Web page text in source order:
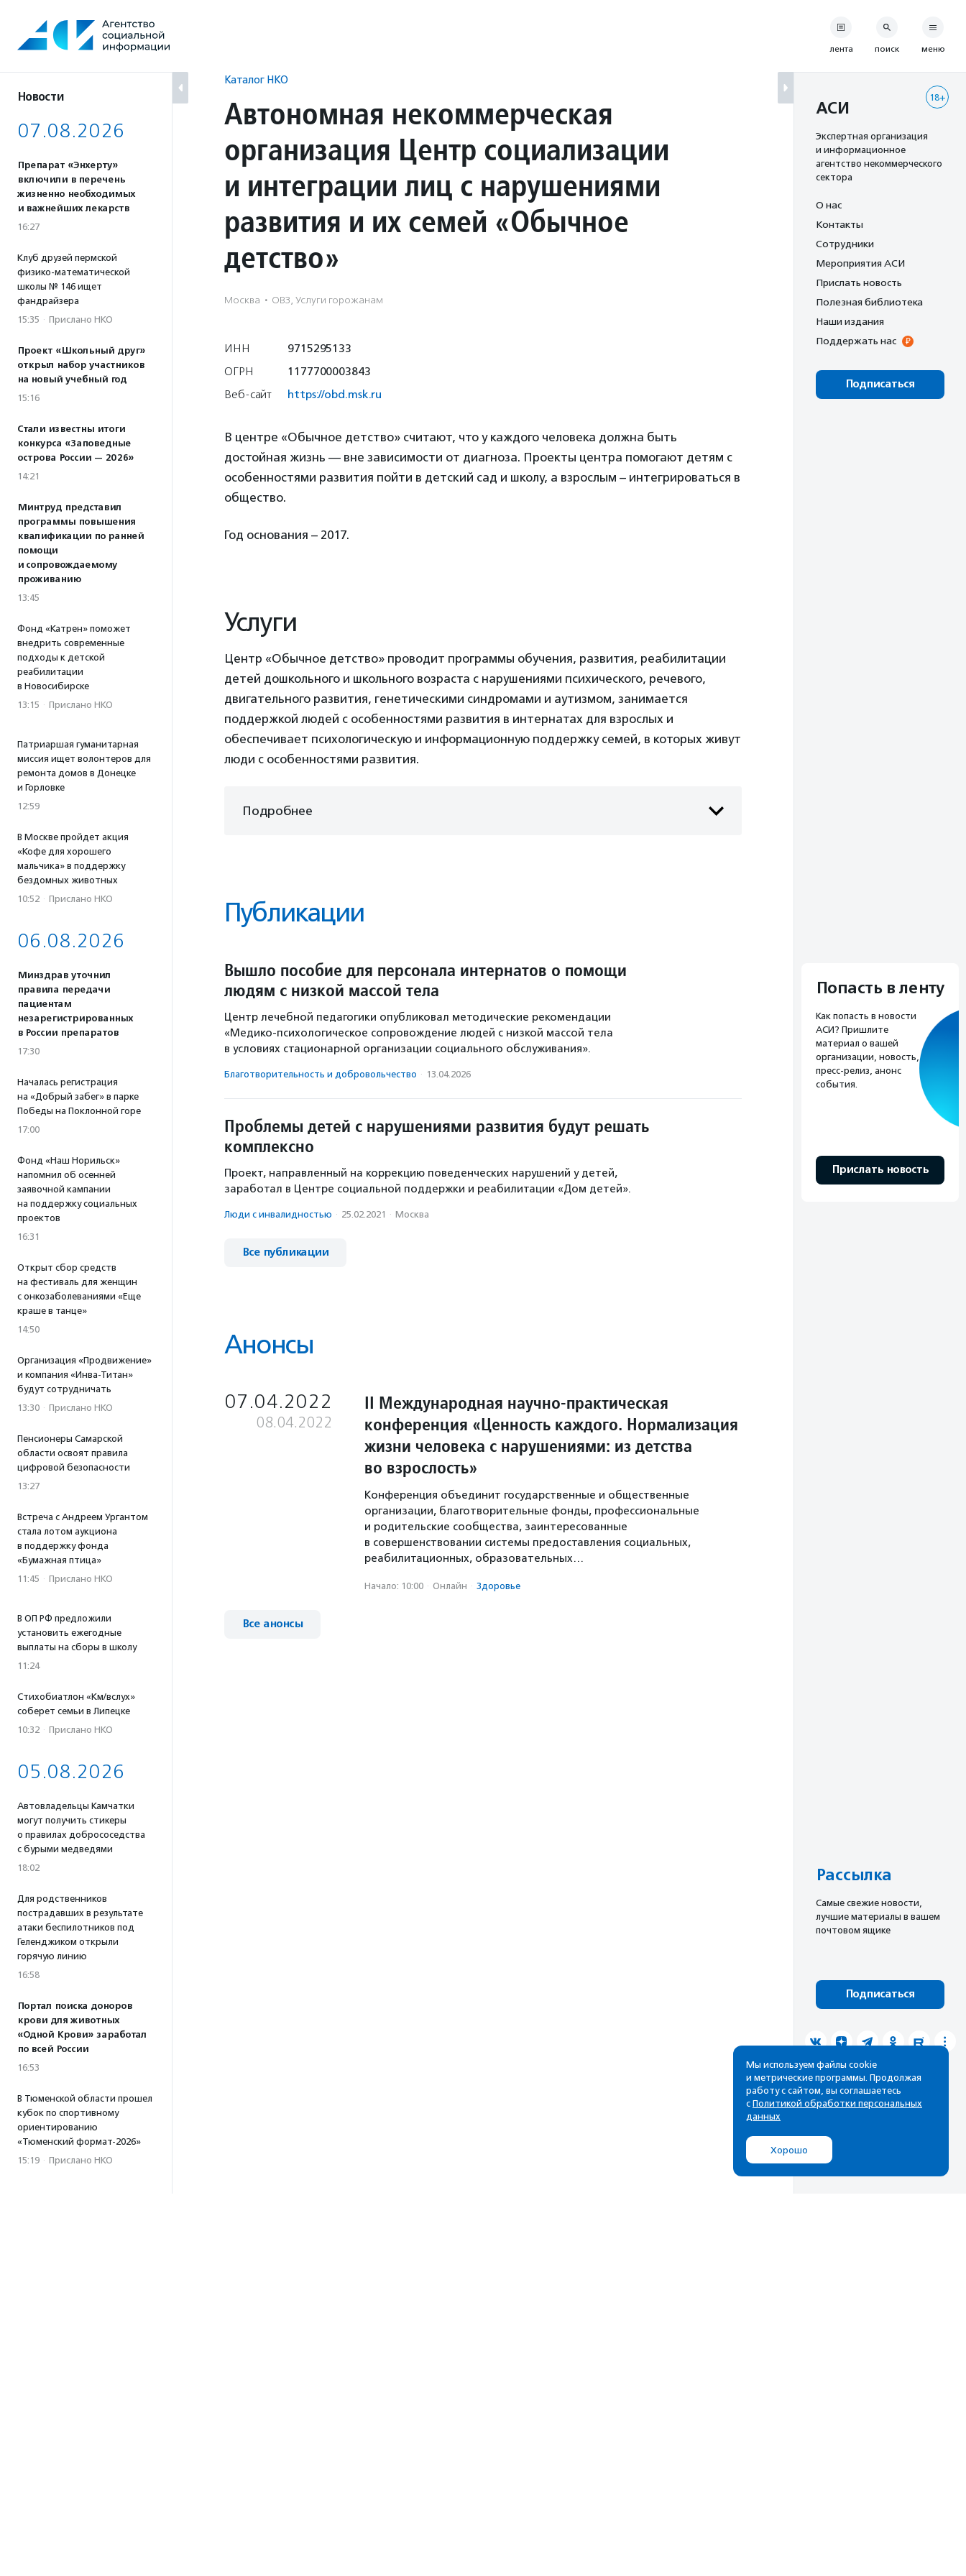
содержанию
Новости
07.08.2026
Препарат «Энхерту»
включили в перечень
жизненно необходимых
и важнейших лекарств
16:27
Клуб друзей пермской
физико-математической
школы № 146 ищет
фандрайзера
15:35 · Прислано НКО
Проект «Школьный друг»
открыл набор участников
на новый учебный год
15:16
Стали известны итоги
конкурса «Заповедные
острова России — 2026»
14:21
Минтруд представил
программы повышения
квалификации по ранней
помощи
и сопровождаемому
проживанию
13:45
Фонд «Катрен» поможет
внедрить современные
подходы к детской
реабилитации
в Новосибирске
13:15 · Прислано НКО
Патриаршая гуманитарная
миссия ищет волонтеров для
ремонта домов в Донецке
и Горловке
12:59
В Москве пройдет акция
«Кофе для хорошего
мальчика» в поддержку
бездомных животных
10:52 · Прислано НКО
06.08.2026
Минздрав уточнил
правила передачи
пациентам
незарегистрированных
в России препаратов
17:30
Началась регистрация
на «Добрый забег» в парке
Победы на Поклонной горе
17:00
Фонд «Наш Норильск»
напомнил об осенней
заявочной кампании
на поддержку социальных
проектов
16:31
Открыт сбор средств
на фестиваль для женщин
с онкозаболеваниями «Еще
краше в танце»
14:50
Организация «Продвижение»
и компания «Инва-Титан»
будут сотрудничать
13:30 · Прислано НКО
Пенсионеры Самарской
области освоят правила
цифровой безопасности
13:27
Встреча с Андреем Ургантом
стала лотом аукциона
в поддержку фонда
«Бумажная птица»
11:45 · Прислано НКО
В ОП РФ предложили
установить ежегодные
выплаты на сборы в школу
11:24
Стихобиатлон «Км/вслух»
соберет семьи в Липецке
10:32 · Прислано НКО
05.08.2026
Автовладельцы Камчатки
могут получить стикеры
о правилах добрососедства
с бурыми медведями
18:02
Для родственников
пострадавших в результате
атаки беспилотников под
Геленджиком открыли
горячую линию
16:58
Портал поиска доноров
крови для животных
«Одной Крови» заработал
по всей России
16:53
В Тюменской области прошел
кубок по спортивному
ориентированию
«Тюменский формат-2026»
15:19 · Прислано НКО
Каталог НКО
Автономная некоммерческая
организация Центр социализации
и интеграции лиц с нарушениями
развития и их семей «Обычное
детство»
Москва · ОВЗ, Услуги горожанам
ИНН
9715295133
ОГРН
1177700003843
Веб-сайт
https://obd.msk.ru
В центре «Обычное детство» считают, что у каждого человека должна быть
достойная жизнь — вне зависимости от диагноза. Проекты центра помогают детям с
особенностями развития пойти в детский сад и школу, а взрослым – интегрироваться в
общество.
Год основания – 2017.
Услуги
Центр «Обычное детство» проводит программы обучения, развития, реабилитации
детей дошкольного и школьного возраста с нарушениями психического, речевого,
двигательного развития, генетическими синдромами и аутизмом, занимается
поддержкой людей с особенностями развития в интернатах для взрослых и
обеспечивает психологическую и информационную поддержку семей, в которых живут
люди с особенностями развития.
Подробнее
Публикации
Вышло пособие для персонала интернатов о помощи
людям с низкой массой тела
Центр лечебной педагогики опубликовал методические рекомендации
«Медико-психологическое сопровождение людей с низкой массой тела
в условиях стационарной организации социального обслуживания».
Благотвори­тель­ность и доброволь­чест­во · 13.04.2026
Проблемы детей с нарушениями развития будут решать
комплексно
Проект, направленный на коррекцию поведенческих нарушений у детей,
заработал в Центре социальной поддержки и реабилитации «Дом детей».
Люди с инвалидностью · 25.02.2021 · Москва
Все публикации
Анонсы
07.04.2022
08.04.2022
II Международная научно-практическая
конференция «Ценность каждого. Нормализация
жизни человека с нарушениями: из детства
во взрослость»
Конференция объединит государственные и общественные
организации, благотворительные фонды, профессиональные
и родительские сообщества, заинтересованные
в совершенствовании системы предоставления социальных,
реабилитационных, образовательных…
Начало: 10:00 · Онлайн · Здоровье
Все анонсы
лента поиск меню
18+
АСИ
Экспертная организация
и информационное
агентство некоммерческого
сектора
О нас
Контакты
Сотрудники
Мероприятия АСИ
Прислать новость
Полезная библиотека
Наши издания
Поддержать нас
Подписаться
Попасть в ленту
Как попасть в новости
АСИ? Пришлите
материал о вашей
организации, новость,
пресс-релиз, анонс
события.
Прислать новость
Рассылка
Cамые свежие новости,
лучшие материалы в вашем
почтовом ящике
Подписаться
Мы используем файлы cookie
и метрические программы. Продолжая
работу с сайтом, вы соглашаетесь
с Политикой обработки персональных
данных
Хорошо